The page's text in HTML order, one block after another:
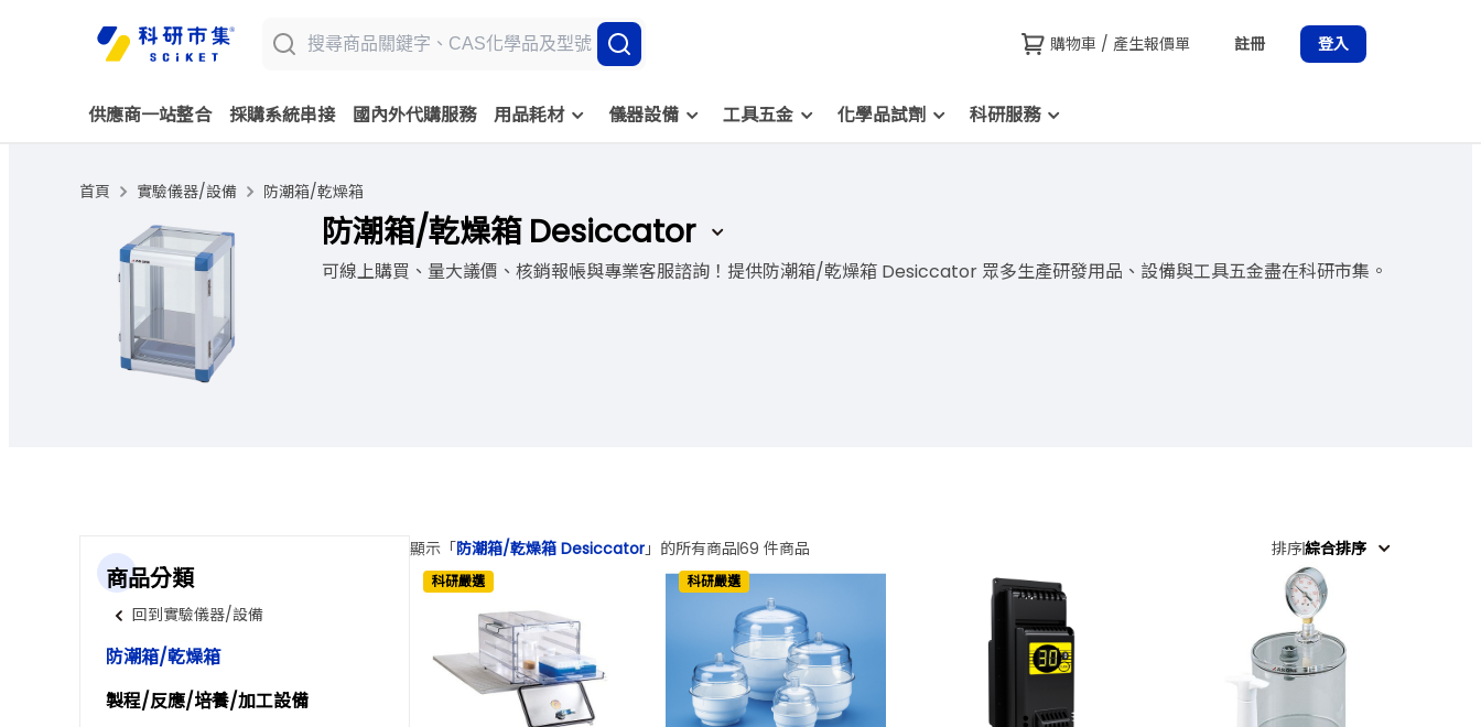
購物車 / 產生報價單 註冊 登入
供應商一站整合 採購系統串接 國內外代購服務 用品耗材 儀器設備 工具五金 化學品試劑 科研服務
首頁 實驗儀器/設備 防潮箱/乾燥箱
防潮箱/乾燥箱 Desiccator
可線上購買、量大議價、核銷報帳與專業客服諮詢！提供防潮箱/乾燥箱 Desiccator 眾多生產研發用品、設備與工具五金盡在科研市集。
商品分類
回到實驗儀器/設備
防潮箱/乾燥箱
製程/反應/培養/加工設備
顯示「防潮箱/乾燥箱 Desiccator」的所有商品69 件商品 排序綜合排序
科研嚴選 科研嚴選